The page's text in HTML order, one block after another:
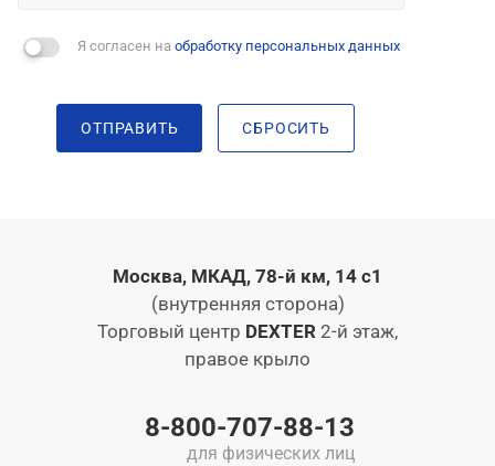
Я согласен на обработку персональных данных
ОТПРАВИТЬ СБРОСИТЬ
Москва, МКАД, 78-й км, 14 с1
(внутренняя сторона)
Торговый центр DEXTER 2-й этаж,
правое крыло
8-800-707-88-13
для физических лиц